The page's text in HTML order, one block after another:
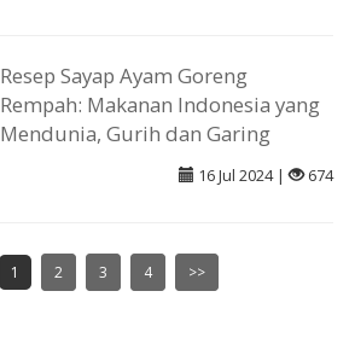
Resep Sayap Ayam Goreng
Rempah: Makanan Indonesia yang
Mendunia, Gurih dan Garing
16 Jul 2024 | 674
1 2 3 4 >>